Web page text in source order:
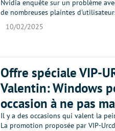
Nvidia enquête sur un problème
de nombreuses plaintes
10/02/2025
Offre spéciale VIP-
Valentin: Windows
occasion à ne pas
Il y a des occasions qui valent la
La promotion proposée par VIP-